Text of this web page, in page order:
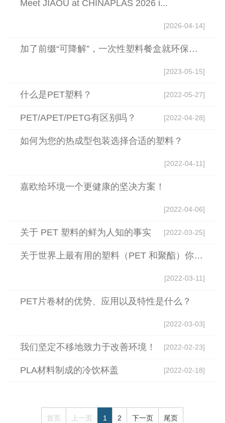
Meet JIAOU at CHINAPLAS 2026 i...
[2026-04-14]
加了前缀“可降解”，一次性塑料餐盒就环保了吗？
[2023-05-15]
什么是PET塑料？ [2022-05-27]
PET/APET/PETG有区别吗？ [2022-04-28]
如何为您的热成型包装选择合适的塑料？
[2022-04-11]
嘉欧给环境一个更健康的坚决方案！
[2022-04-06]
关于 PET 塑料的鲜为人知的事实 [2022-03-25]
关于世界上最有用的塑料（PET 和聚酯）你需要知道的一切
[2022-03-11]
PET片卷材的优势、应用以及特性是什么？
[2022-03-03]
我们坚定不移地致力于改善环境！ [2022-02-23]
PLA材料制成的冷饮杯盖 [2022-02-18]
首页 上一页 1 2 下一页 尾页